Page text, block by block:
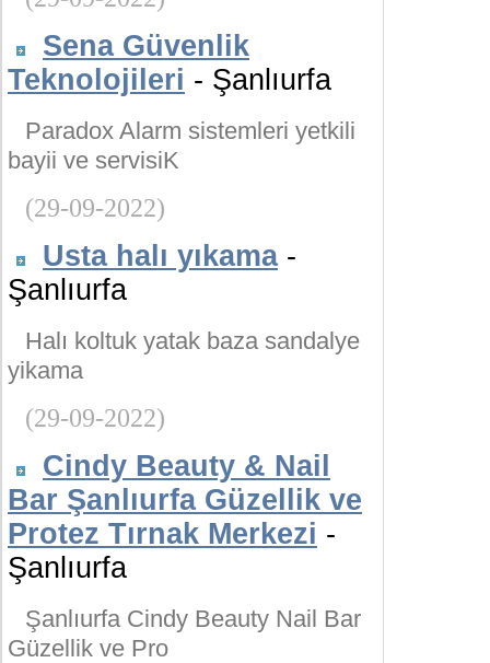
Sena Güvenlik
Teknolojileri - Şanlıurfa
Paradox Alarm sistemleri yetkili
bayii ve servisiK
(29-09-2022)
Usta halı yıkama-
Şanlıurfa
Halı koltuk yatak baza sandalye
yikama
(29-09-2022)
Cindy Beauty & Nail
Bar Şanlıurfa Güzellik ve
Protez Tırnak Merkezi -
Şanlıurfa
Şanlıurfa Cindy Beauty Nail Bar
Güzellik ve Pro